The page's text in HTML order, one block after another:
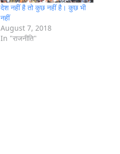
देश नहीं है तो कुछ नहीं है। कुछ भी
नहीं
August 7, 2018
In "राजनीति"